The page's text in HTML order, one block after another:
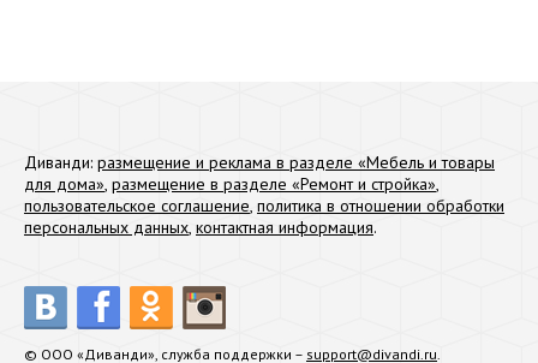
Диванди: размещение и реклама в разделе «Мебель и товары
для дома», размещение в разделе «Ремонт и стройка»,
пользовательское соглашение, политика в отношении обработки
персональных данных, контактная информация.
© ООО «Диванди», служба поддержки – support@divandi.ru.